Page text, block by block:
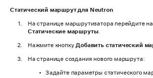
Статический маршрут для Neutron
На странице маршрутизатора перейдите
Статические маршруты.
Нажмите кнопкуДобавить статический
На странице создания нового маршрута:
Задайте параметры статического